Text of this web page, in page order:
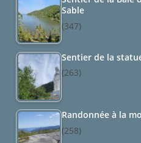
Sable
(347)
Sentier de la
(263)
Randonnée à la
(258)